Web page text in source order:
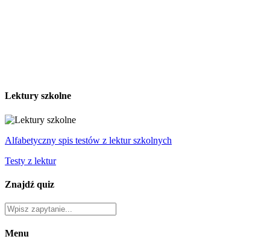
Lektury szkolne
Alfabetyczny spis testów z lektur szkolnych
Testy z lektur
Znajdź quiz
Menu